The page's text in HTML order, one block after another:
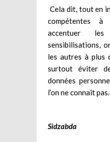
Cela dit, tout en
compétentes
accentuer
sensibilisations,
les autres à plus
surtout éviter
données
l’on ne connaît pas.
Sidzabda